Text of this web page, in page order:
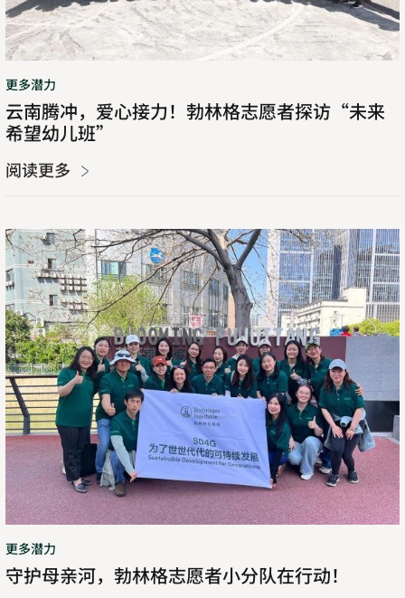
格
志
者
探
访
来
幼
儿
班”
更多潜力
云南腾冲，爱心接力！勃林格志愿者探访“未来
希望幼儿班”
阅读更多
守
护
母
亲
河，
勃
林
格
志
愿
者
小
分
队
在
行
动！
更多潜力
守护母亲河，勃林格志愿者小分队在行动！